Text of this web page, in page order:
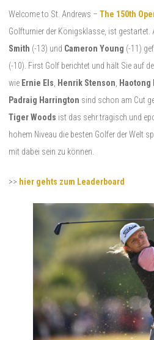
Welcome to St. Andrews – The 150th
Golfturnier der Königsklasse, ist gestartet.
Smith (-13) und Cameron Young (-11)
(-10). First Golf berichtet und hält Sie auf
wie Ernie Els Henrik Stenson Haotong
Padraig Harrington sind schon am Cut
Tiger Woods ist das sehr tragisch und
hohem Niveau die besten Golfer der Welt
mit dabei sein zu können.
>> hier gehts zum Leaderboard